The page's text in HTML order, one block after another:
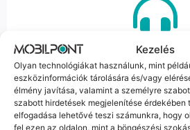
Kezelés
Olyan technológiákat használunk, mint
eszközinformációk tárolására és/vagy
élmény javítása, valamint a személyre
szabott hirdetések megjelenítése érdekében
elfogadása lehetővé teszi számunkra, hogy
fel ezen az oldalon, mint a böngészési
100%
Sok éve a szegedi piac
Nem egy arctalan webshop
ember veszi fel a telefont, és
minket